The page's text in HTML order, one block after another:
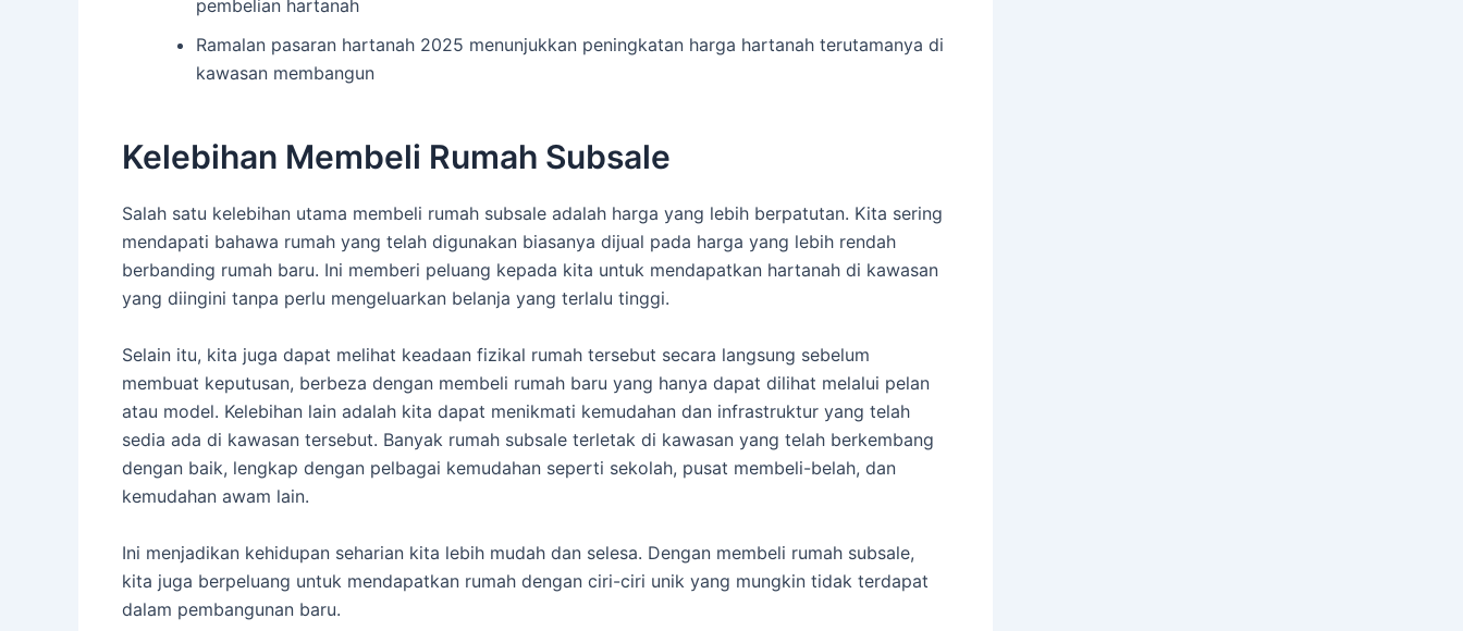
pembelian hartanah
Ramalan pasaran hartanah 2025 menunjukkan peningkatan harga hartanah terutamanya di
kawasan membangun
Kelebihan Membeli Rumah Subsale
Salah satu kelebihan utama membeli rumah subsale adalah harga yang lebih berpatutan. Kita sering
mendapati bahawa rumah yang telah digunakan biasanya dijual pada harga yang lebih rendah
berbanding rumah baru. Ini memberi peluang kepada kita untuk mendapatkan hartanah di kawasan
yang diingini tanpa perlu mengeluarkan belanja yang terlalu tinggi.
Selain itu, kita juga dapat melihat keadaan fizikal rumah tersebut secara langsung sebelum
membuat keputusan, berbeza dengan membeli rumah baru yang hanya dapat dilihat melalui pelan
atau model. Kelebihan lain adalah kita dapat menikmati kemudahan dan infrastruktur yang telah
sedia ada di kawasan tersebut. Banyak rumah subsale terletak di kawasan yang telah berkembang
dengan baik, lengkap dengan pelbagai kemudahan seperti sekolah, pusat membeli-belah, dan
kemudahan awam lain.
Ini menjadikan kehidupan seharian kita lebih mudah dan selesa. Dengan membeli rumah subsale,
kita juga berpeluang untuk mendapatkan rumah dengan ciri-ciri unik yang mungkin tidak terdapat
dalam pembangunan baru.